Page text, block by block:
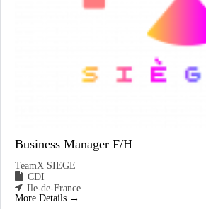
Business Manager F/H
TeamX SIEGE
CDI
Ile-de-France
More Details